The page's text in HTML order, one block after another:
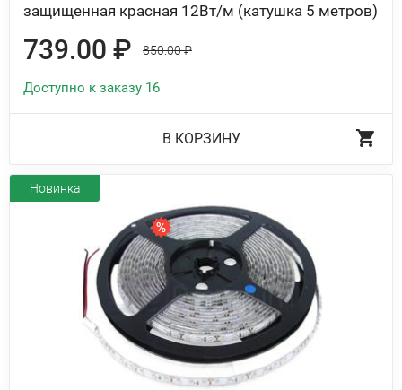
защищенная красная 12Вт/м (катушка 5 метров)
739.00 ₽ 850.00 ₽
Доступно к заказу 16
В КОРЗИНУ
Новинка